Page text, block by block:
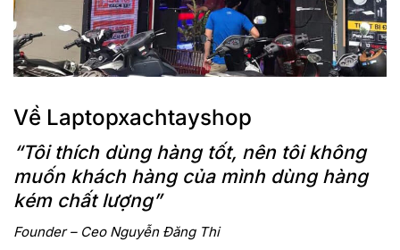
Về Laptopxachtayshop
“Tôi thích dùng hàng tốt, nên tôi không
muốn khách hàng của mình dùng hàng
kém chất lượng”
Founder – Ceo Nguyễn Đăng Thi